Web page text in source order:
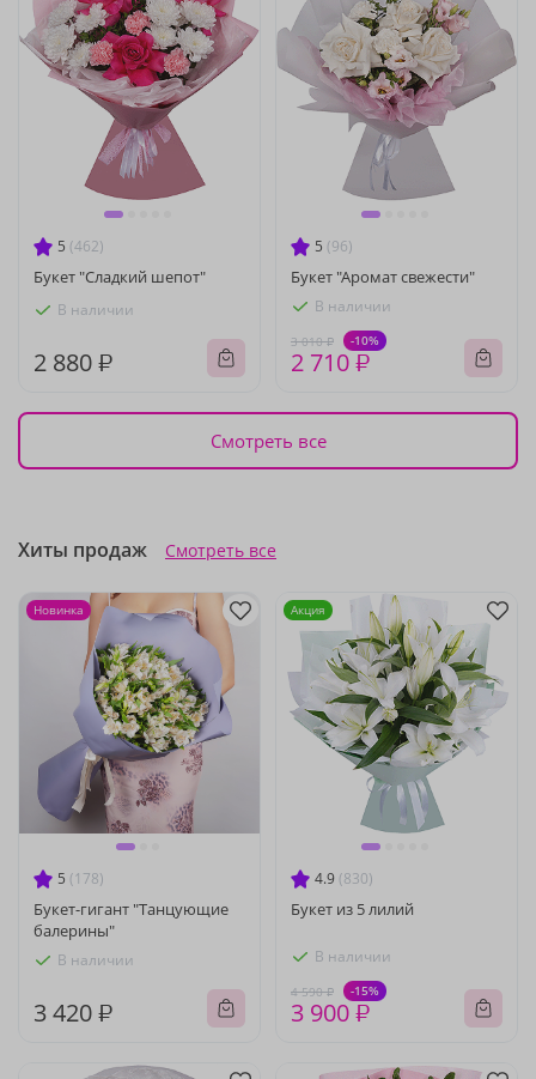
5 (462)
Букет "Сладкий шепот"
В наличии
2 880 ₽
5 (96)
Букет "Аромат свежести"
В наличии
3 010 ₽ -10%
2 710 ₽
Смотреть все
Хиты продаж Смотреть все
5 (178)
Букет-гигант "Танцующие
балерины"
В наличии
3 420 ₽
Новинка
4.9 (830)
Букет из 5 лилий
В наличии
4 590 ₽ -15%
3 900 ₽
Акция